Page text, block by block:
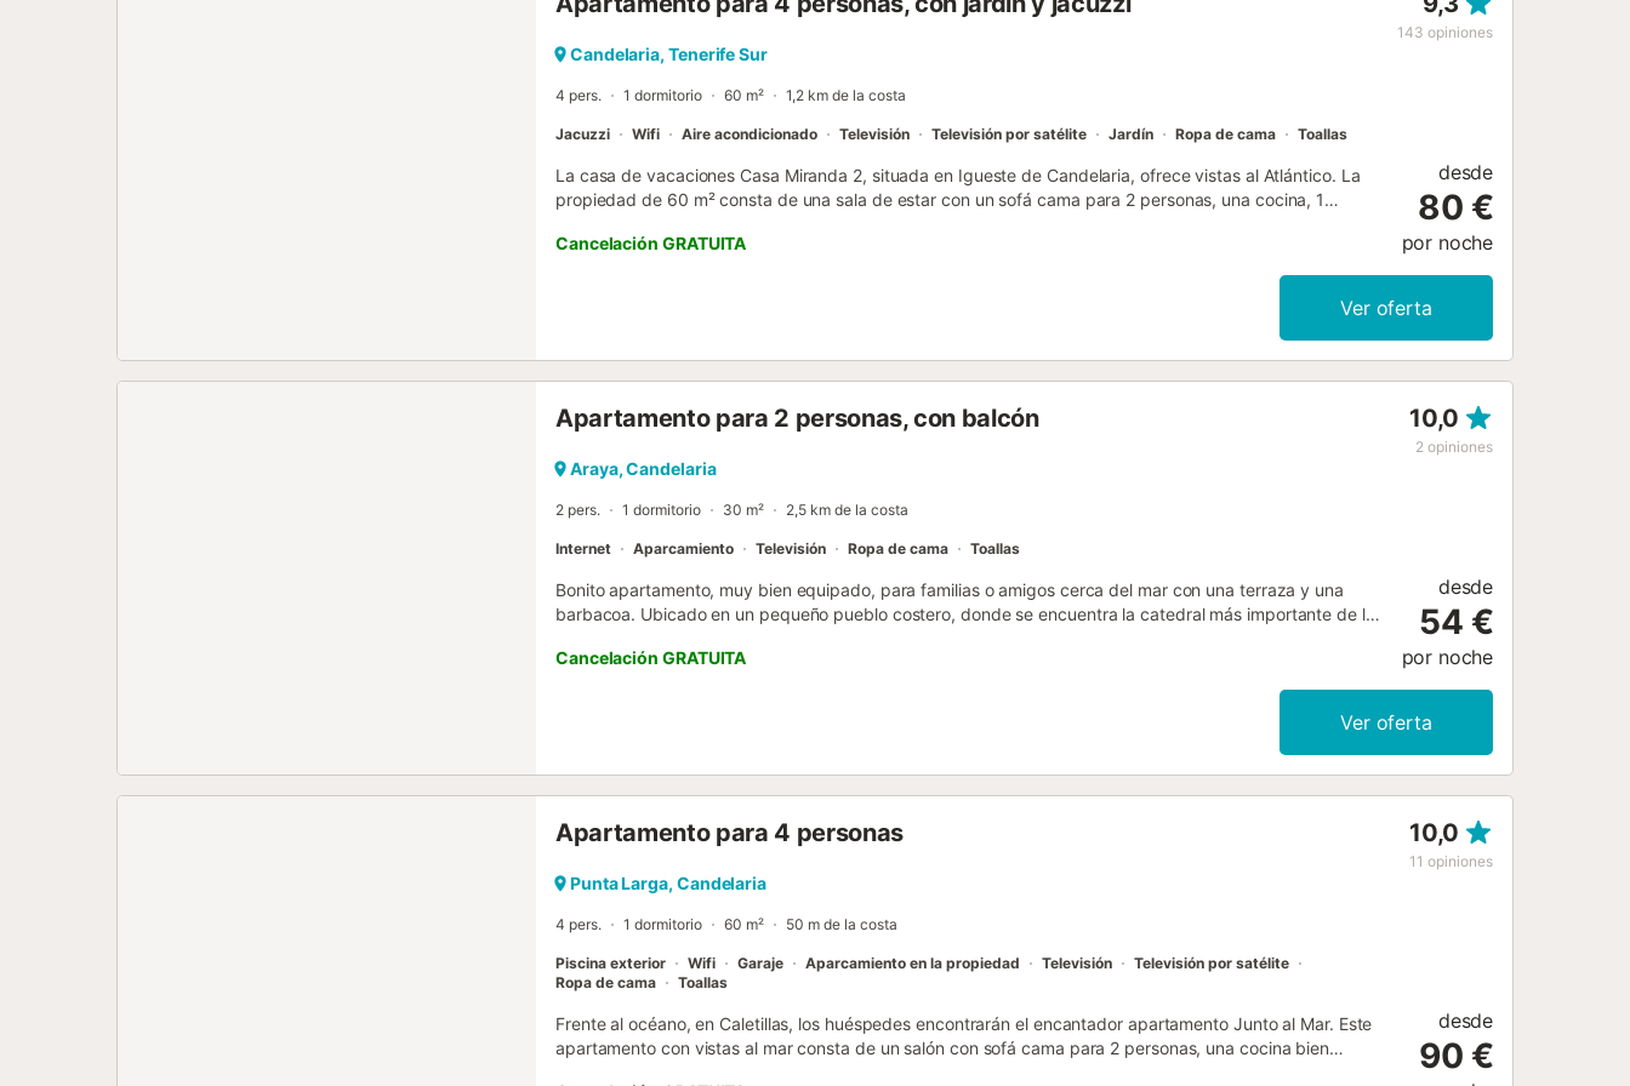
143 opiniones
Candelaria, Tenerife Sur
4 pers. 1 dormitorio 60 m² 1,2 km de la costa
Jacuzzi Wifi Aire acondicionado Televisión Televisión por satélite Jardín Ropa de cama Toallas
La casa de vacaciones Casa Miranda 2, situada en Igueste de Candelaria, ofrece vistas al Atlántico. La
propiedad de 60 m² consta de una sala de estar con un sofá cama para 2 personas, una cocina, 1
adicionales incluyen Wi-Fi de alta velocidad (apto para videollamadas), un espacio de trabajo dedicado,
smart TV con servicios de streaming, aire acondicionado y lavadora. También hay una cuna y una trona
disponibles para familias con niños pequeños. La propiedad cuenta con una zona exterior privada con
minutos en coche. No se permiten mascotas, fumar ni celebrar eventos. Casa Miranda 2 dispone de
flexibilidad de los huéspedes....
Cancelación GRATUITA
desde
80 €
por noche
Ver oferta
Apartamento para 2 personas, con balcón 10,0
2 opiniones
Araya, Candelaria
2 pers. 1 dormitorio 30 m² 2,5 km de la costa
Internet Aparcamiento Televisión Ropa de cama Toallas
Bonito apartamento, muy bien equipado, para familias o amigos cerca del mar con una terraza y una
barbacoa. Ubicado en un pequeño pueblo costero, donde se encuentra la catedral más importante de la
amigos, ya que dispone de 1 cama en una zona de la casa subiendo una escaleras, un luminoso salón
con un sofa cama y una bonita terraza, con mesas y sillas para relajarse. No se permiten ninos. También
gusta descansar, pasear y disfrutar de sus bares-terrazas...ésta es una buena elección. También
Cancelación GRATUITA
desde
54 €
por noche
Ver oferta
Apartamento para 4 personas 10,0
11 opiniones
Punta Larga, Candelaria
4 pers. 1 dormitorio 60 m² 50 m de la costa
Piscina exterior Wifi Garaje Aparcamiento en la propiedad Televisión
Televisión por satélite
Ropa de cama
Toallas
Frente al océano, en Caletillas, los huéspedes encontrarán el encantador apartamento Junto al Mar. Este
apartamento con vistas al mar consta de un salón con sofá cama para 2 personas, una cocina bien
desde
90 €